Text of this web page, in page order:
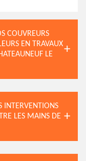
COUVREURS
EN TRAVAUX
LE
INTERVENTIONS
LES MAINS DE